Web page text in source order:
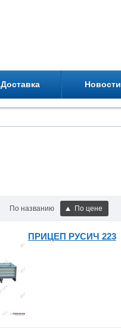
Доставка Новости
По названию По цене
ПРИЦЕП РУСИЧ 223